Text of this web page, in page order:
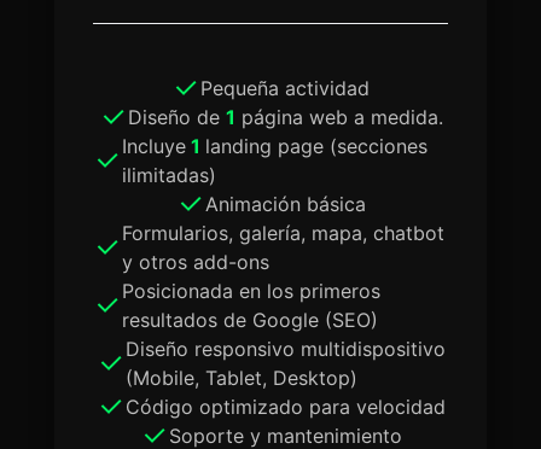
Pequeña actividad
Diseño de 1 página web a medida.
Incluye1 landing page (secciones
ilimitadas)
Animación básica
Formularios, galería, mapa, chatbot
y otros add-ons
Posicionada en los primeros
resultados de Google (SEO)
Diseño responsivo multidispositivo
(Mobile, Tablet, Desktop)
Código optimizado para velocidad
Soporte y mantenimiento